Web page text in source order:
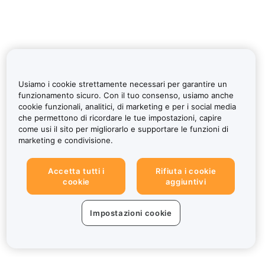
Usiamo i cookie strettamente necessari per garantire un
funzionamento sicuro. Con il tuo consenso, usiamo anche
cookie funzionali, analitici, di marketing e per i social media
che permettono di ricordare le tue impostazioni, capire
come usi il sito per migliorarlo e supportare le funzioni di
marketing e condivisione.
Accetta tutti i
cookie
Rifiuta i cookie
aggiuntivi
Impostazioni cookie